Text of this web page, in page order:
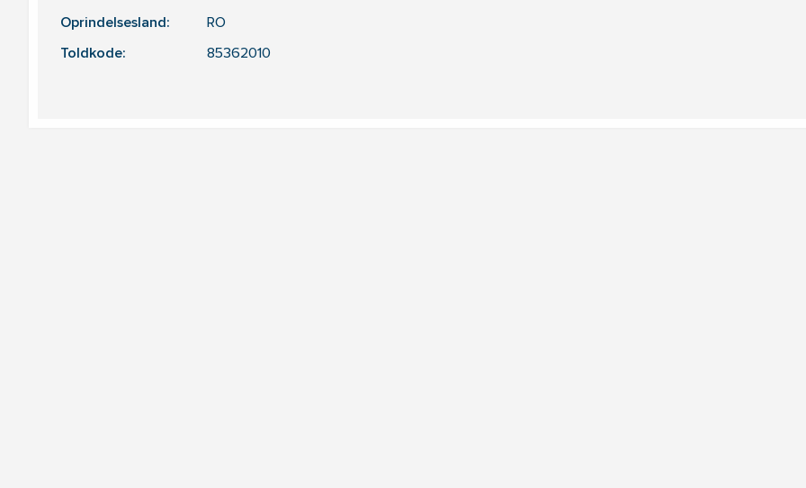
Oprindelsesland: RO
Toldkode: 85362010